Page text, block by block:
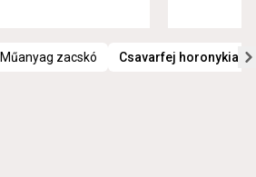
Műanyag zacskó Csavarfej